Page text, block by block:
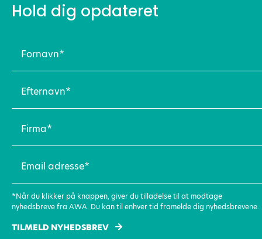
Hold dig opdateret
(Påkrævet)
(Påkrævet)
(Påkrævet)
adresse
(Påkrævet)
*Når du klikker på knappen, giver du tilladelse til at modtage
nyhedsbreve fra AWA. Du kan til enhver tid framelde dig nyhedsbrevene.
TILMELD NYHEDSBREV